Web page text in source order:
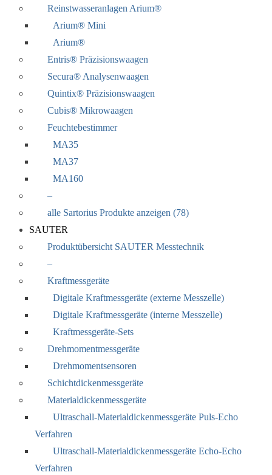
Reinstwasseranlagen Arium®
Arium® Mini
Arium®
Entris® Präzisionswaagen
Secura® Analysenwaagen
Quintix® Präzisionswaagen
Cubis® Mikrowaagen
Feuchtebestimmer
MA35
MA37
MA160
–
alle Sartorius Produkte anzeigen (78)
SAUTER
Produktübersicht SAUTER Messtechnik
–
Kraftmessgeräte
Digitale Kraftmessgeräte (externe Messzelle)
Digitale Kraftmessgeräte (interne Messzelle)
Kraftmessgeräte-Sets
Drehmomentmessgeräte
Drehmomentsensoren
Schichtdickenmessgeräte
Materialdickenmessgeräte
Ultraschall-Materialdickenmessgeräte Puls-Echo
Verfahren
Ultraschall-Materialdickenmessgeräte Echo-Echo
Verfahren